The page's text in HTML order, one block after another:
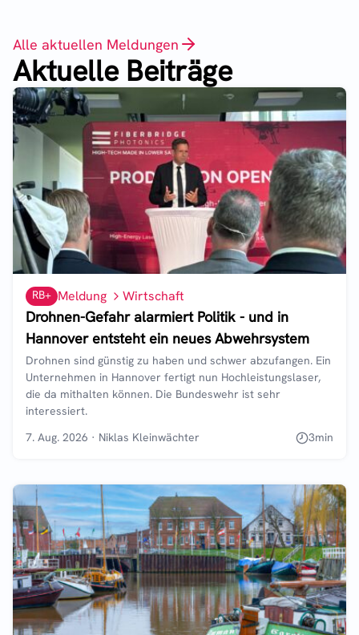
Alle aktuellen Meldungen
Aktuelle Beiträge
RB+ Meldung Wirtschaft
Drohnen-Gefahr alarmiert Politik - und in
Hannover entsteht ein neues Abwehrsystem
Drohnen sind günstig zu haben und schwer abzufangen. Ein
Unternehmen in Hannover fertigt nun Hochleistungslaser,
die da mithalten können. Die Bundeswehr ist sehr
interessiert.
7. Aug. 2026 · Niklas Kleinwächter 3min